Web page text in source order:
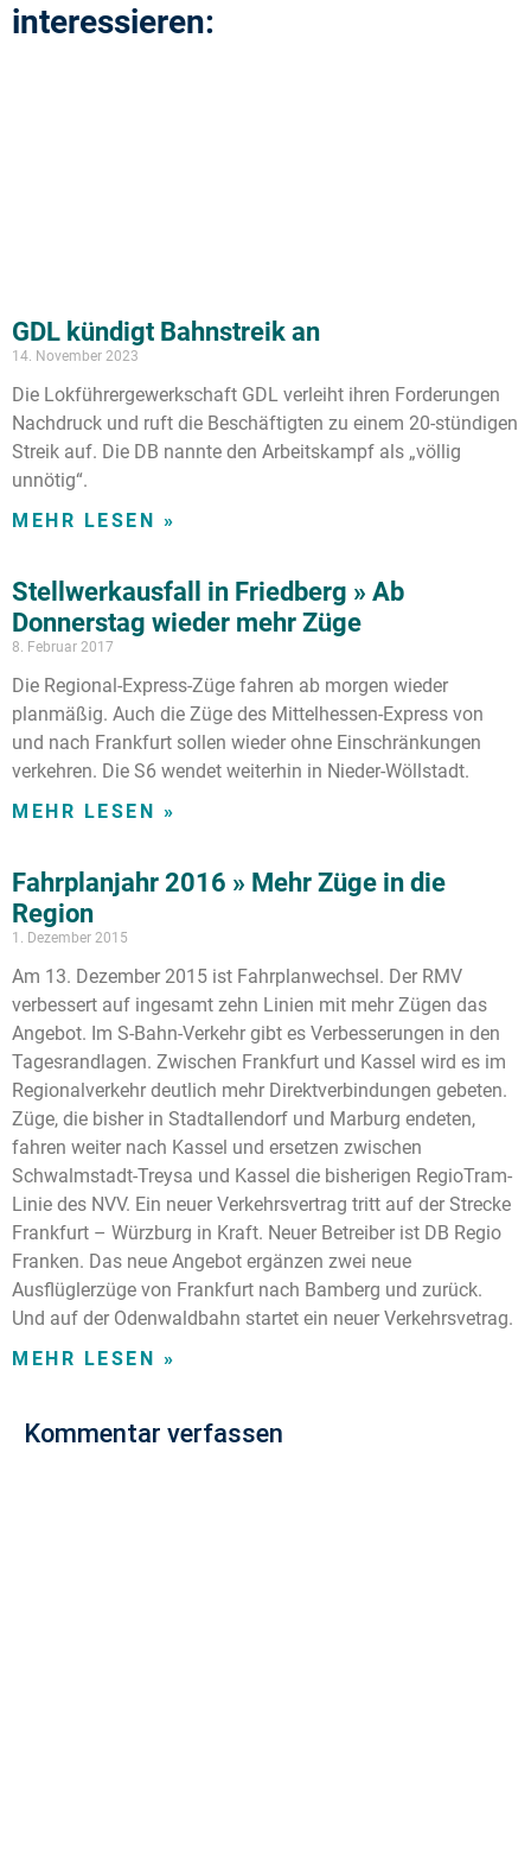
interessieren:
GDL kündigt Bahnstreik an
14. November 2023
Die Lokführergewerkschaft GDL verleiht ihren Forderungen
Nachdruck und ruft die Beschäftigten zu einem 20-stündigen
Streik auf. Die DB nannte den Arbeitskampf als „völlig
unnötig“.
MEHR LESEN »
Stellwerkausfall in Friedberg » Ab
Donnerstag wieder mehr Züge
8. Februar 2017
Die Regional-Express-Züge fahren ab morgen wieder
planmäßig. Auch die Züge des Mittelhessen-Express von
und nach Frankfurt sollen wieder ohne Einschränkungen
verkehren. Die S6 wendet weiterhin in Nieder-Wöllstadt.
MEHR LESEN »
Fahrplanjahr 2016 » Mehr Züge in die
Region
1. Dezember 2015
Am 13. Dezember 2015 ist Fahrplanwechsel. Der RMV
verbessert auf ingesamt zehn Linien mit mehr Zügen das
Angebot. Im S-Bahn-Verkehr gibt es Verbesserungen in den
Tagesrandlagen. Zwischen Frankfurt und Kassel wird es im
Regionalverkehr deutlich mehr Direktverbindungen gebeten.
Züge, die bisher in Stadtallendorf und Marburg endeten,
fahren weiter nach Kassel und ersetzen zwischen
Schwalmstadt-Treysa und Kassel die bisherigen RegioTram-
Linie des NVV. Ein neuer Verkehrsvertrag tritt auf der Strecke
Frankfurt – Würzburg in Kraft. Neuer Betreiber ist DB Regio
Franken. Das neue Angebot ergänzen zwei neue
Ausflüglerzüge von Frankfurt nach Bamberg und zurück.
Und auf der Odenwaldbahn startet ein neuer Verkehrsvetrag.
MEHR LESEN »
Kommentar verfassen